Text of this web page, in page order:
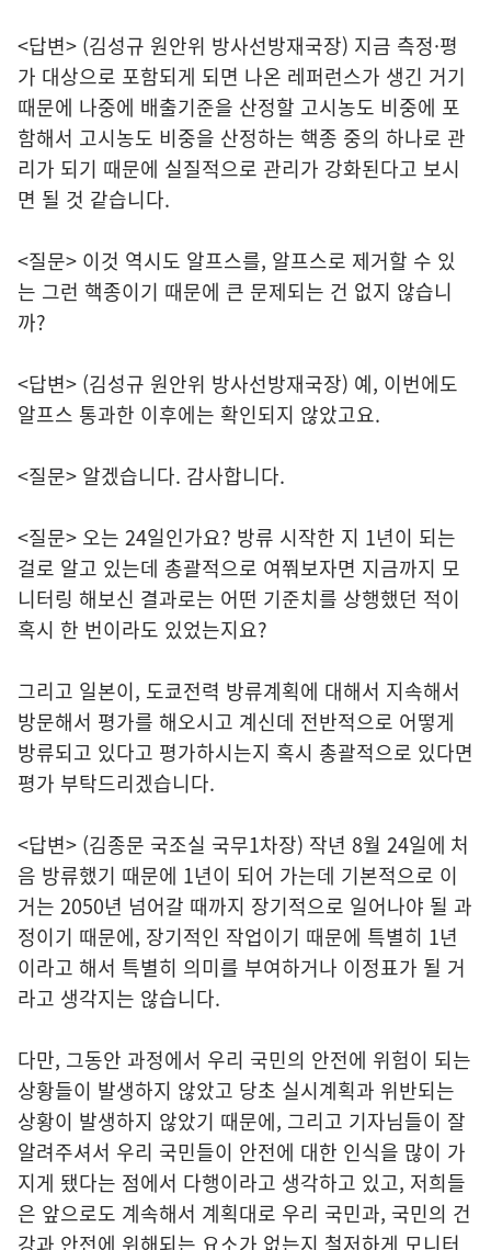
<답변> (김성규 원안위 방사선방재국장) 지금 측정·평
가 대상으로 포함되게 되면 나온 레퍼런스가 생긴 거기
때문에 나중에 배출기준을 산정할 고시농도 비중에 포
함해서 고시농도 비중을 산정하는 핵종 중의 하나로 관
리가 되기 때문에 실질적으로 관리가 강화된다고 보시
면 될 것 같습니다.
<질문> 이것 역시도 알프스를, 알프스로 제거할 수 있
는 그런 핵종이기 때문에 큰 문제되는 건 없지 않습니
까?
<답변> (김성규 원안위 방사선방재국장) 예, 이번에도
알프스 통과한 이후에는 확인되지 않았고요.
<질문> 알겠습니다. 감사합니다.
<질문> 오는 24일인가요? 방류 시작한 지 1년이 되는
걸로 알고 있는데 총괄적으로 여쭤보자면 지금까지 모
니터링 해보신 결과로는 어떤 기준치를 상행했던 적이
혹시 한 번이라도 있었는지요?
그리고 일본이, 도쿄전력 방류계획에 대해서 지속해서
방문해서 평가를 해오시고 계신데 전반적으로 어떻게
방류되고 있다고 평가하시는지 혹시 총괄적으로 있다면
평가 부탁드리겠습니다.
<답변> (김종문 국조실 국무1차장) 작년 8월 24일에 처
음 방류했기 때문에 1년이 되어 가는데 기본적으로 이
거는 2050년 넘어갈 때까지 장기적으로 일어나야 될 과
정이기 때문에, 장기적인 작업이기 때문에 특별히 1년
이라고 해서 특별히 의미를 부여하거나 이정표가 될 거
라고 생각지는 않습니다.
다만, 그동안 과정에서 우리 국민의 안전에 위험이 되는
상황들이 발생하지 않았고 당초 실시계획과 위반되는
상황이 발생하지 않았기 때문에, 그리고 기자님들이 잘
알려주셔서 우리 국민들이 안전에 대한 인식을 많이 가
지게 됐다는 점에서 다행이라고 생각하고 있고, 저희들
은 앞으로도 계속해서 계획대로 우리 국민과, 국민의 건
강과 안전에 위해되는 요소가 없는지 철저하게 모니터